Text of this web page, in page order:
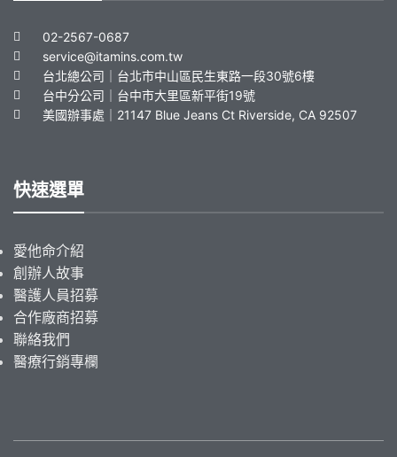
02-2567-0687
service@itamins.com.tw
台北總公司｜台北市中山區民生東路一段30號6樓
台中分公司｜台中市大里區新平街19號
美國辦事處｜21147 Blue Jeans Ct Riverside, CA 92507
快速選單
愛他命介紹
創辦人故事
醫護人員招募
合作廠商招募
聯絡我們
醫療行銷專欄